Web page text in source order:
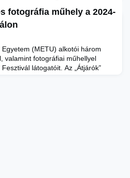
METUFOTO A METU
olyan együttműködésre,
fotográfia műhely a 2024-
(METU) alkotói három
valamint fotográfiai műhellyel
látogatóit. Az „Átjárók”